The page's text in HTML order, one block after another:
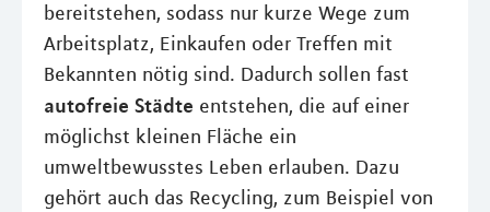
bereitstehen, sodass nur kurze Wege zum
Arbeitsplatz, Einkaufen oder Treffen mit
Bekannten nötig sind. Dadurch sollen fast
autofreie Städte entstehen, die auf einer
möglichst kleinen Fläche ein
umweltbewusstes Leben erlauben. Dazu
gehört auch das Recycling, zum Beispiel von